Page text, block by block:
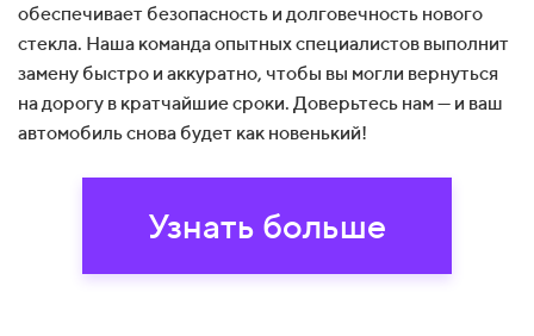
обеспечивает безопасность и долговечность нового
стекла. Наша команда опытных специалистов выполнит
замену быстро и аккуратно, чтобы вы могли вернуться
на дорогу в кратчайшие сроки. Доверьтесь нам — и ваш
автомобиль снова будет как новенький!
Узнать больше